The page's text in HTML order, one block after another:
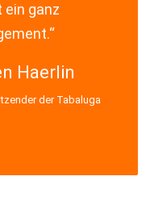
ganz
Haerlin
der Tabaluga